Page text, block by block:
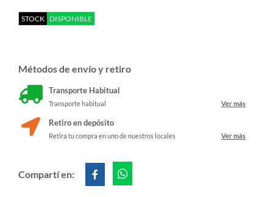
STOCK DISPONIBLE
Métodos de envío y retiro
Transporte Habitual
Transporte habitual Ver más
Retiro en depósito
Retira tu compra en uno de nuestros locales Ver más
Compartí en: